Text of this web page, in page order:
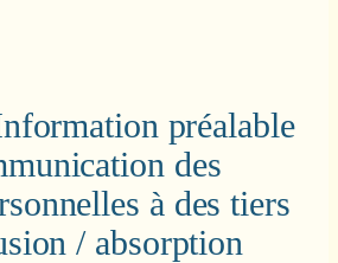
préalable
des
à des tiers
/ absorption